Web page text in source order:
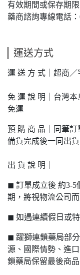
有效期間或保存期
藥商諮詢專線電話：
運送方式
運 送 方 式｜超商／
免 運 說 明｜台灣本
免運
預 購 商 品｜同筆
備貨完成後一同出貨
出 貨 說 明｜
◼ 訂單成立後 約3-5
期，將視物流公司而
◼ 如遇連續假日或
◼ 躍獅連鎖藥局部
源、國際情勢、進
鎖藥局保留最後商品